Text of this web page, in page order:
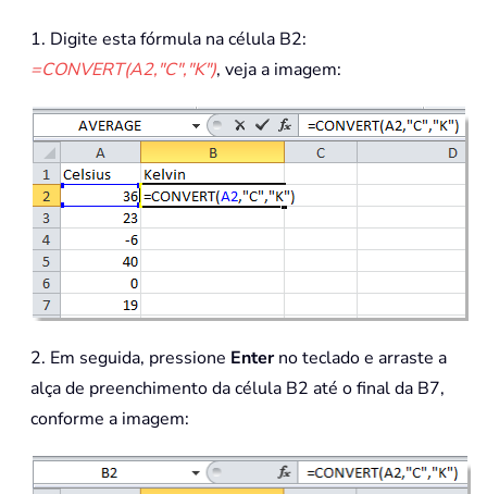
1. Digite esta fórmula na célula B2:
=CONVERT(A2,"C","K"), veja a imagem:
2. Em seguida, pressione Enterno teclado e arraste a
alça de preenchimento da célula B2 até o final da B7,
conforme a imagem: